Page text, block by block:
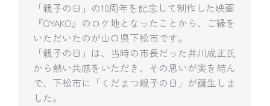
「親子の日」の10周年を記念して制作した映画
『OYAKO』のロケ地となったことから、ご縁を
いただいたのが山口県下松市です。
「親子の日」は、当時の市長だった井川成正氏
から熱い共感をいただき、その思いが実を結ん
で、下松市に「くだまつ親子の日」が誕生しま
した。